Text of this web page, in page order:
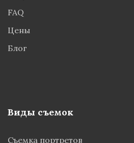
FAQ
Цены
Блог
Виды съемок
Съемка портретов